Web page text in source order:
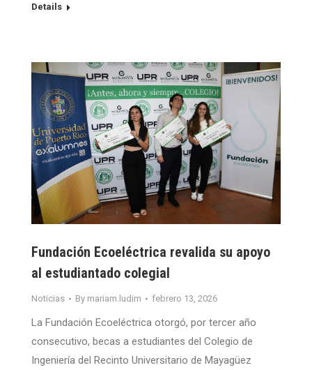
Details
Fundación Ecoeléctrica revalida su apoyo
al estudiantado colegial
Noticias By mariam.ludim febrero 13, 2026
La Fundación Ecoeléctrica otorgó, por tercer año
consecutivo, becas a estudiantes del Colegio de
Ingeniería del Recinto Universitario de Mayagüez